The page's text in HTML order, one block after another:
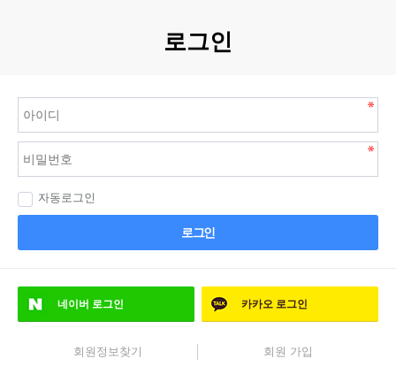
로그인
자동로그인
로그인
네이버 로그인 카카오 로그인
회원정보찾기 회원 가입